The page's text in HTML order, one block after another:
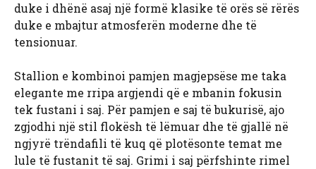
duke i dhënë asaj një formë klasike të orës së rërës
duke e mbajtur atmosferën moderne dhe të
tensionuar.
Stallion e kombinoi pamjen magjepsëse me taka
elegante me rripa argjendi që e mbanin fokusin
tek fustani i saj. Për pamjen e saj të bukurisë, ajo
zgjodhi një stil flokësh të lëmuar dhe të gjallë në
ngjyrë trëndafili të kuq që plotësonte temat me
lule të fustanit të saj. Grimi i saj përfshinte rimel